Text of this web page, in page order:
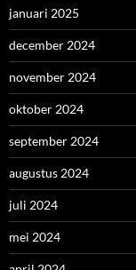
januari 2025
december 2024
november 2024
oktober 2024
september 2024
augustus 2024
juli 2024
mei 2024